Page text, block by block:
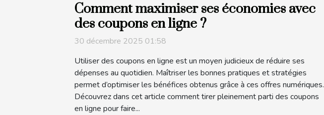
Comment maximiser ses économies avec
des coupons en ligne ?
30 décembre 2025 01:58
Utiliser des coupons en ligne est un moyen judicieux de réduire ses
dépenses au quotidien. Maîtriser les bonnes pratiques et stratégies
permet d’optimiser les bénéfices obtenus grâce à ces offres numériques.
Découvrez dans cet article comment tirer pleinement parti des coupons
en ligne pour faire...